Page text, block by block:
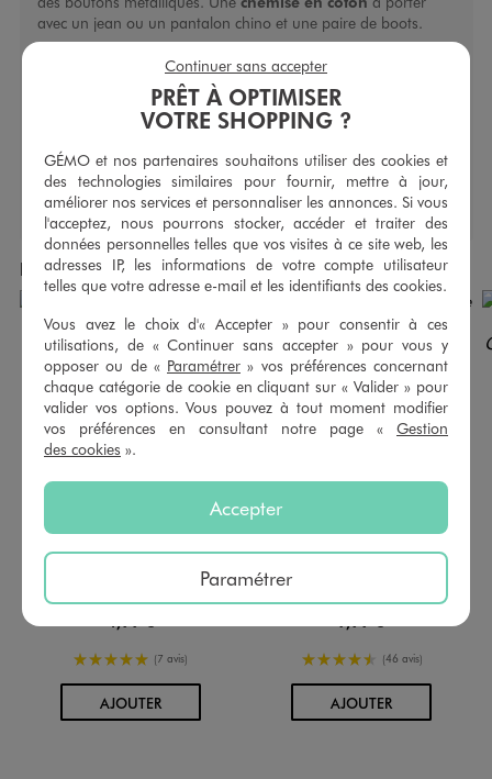
avec un jean ou un pantalon chino et une paire de boots.
Nombre de poches exterieures :1
Type de fermeture :Boutonnière
Produits achetés ensemble
Sweat léger avec motif poitrine bébé garçon
5/5 de moyenne
(7 avis)
AJOUTERAU PANIER
Pantalon jogger avec taille ajustable bébé garçon
4.5/5 de moyenne
(46 avis)
AJOUTERAU PANIER
PRÊT À OPTIMISER
VOTRE SHOPPING ?
GÉMO et nos partenaires souhaitons utiliser des cookies et
des technologies similaires pour fournir, mettre à jour,
améliorer nos services et personnaliser les annonces. Si vous
l'acceptez, nous pourrons stocker, accéder et traiter des
données personnelles telles que vos visites à ce site web, les
adresses IP, les informations de votre compte utilisateur
telles que votre adresse e-mail et les identifiants des cookies.
Vous avez le choix d'« Accepter » pour consentir à ces
utilisations, de « Continuer sans accepter » pour vous y
opposer ou de « Paramétrer » vos préférences concernant
chaque catégorie de cookie en cliquant sur « Valider » pour
valider vos options. Vous pouvez à tout moment modifier
vos préférences en consultant notre page « Gestion
des cookies ».
Accepter
Paramétrer
Continuer sans accepter